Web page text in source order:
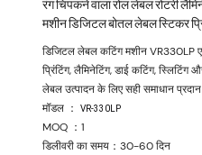
मशीन डिजिटल बोतल लेबल स्टिकर
डिजिटल लेबल कटिंग मशीन
प्रिंटिंग, लैमिनेटिंग, डाई कटिंग, स्लिटिंग
लेबल उत्पादन के लिए सही समाधान
मॉडल ：VR-330LP
MOQ ：1
डिलीवरी का समय：30-60 दिन